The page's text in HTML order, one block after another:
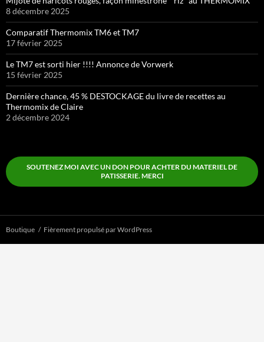
8 décembre 2025
Comparatif Thermomix TM6 et TM7
17 février 2025
Le TM7 est sorti hier !!!! Annonce de Vorwerk
15 février 2025
Dernière chance, 45 % DESTOCKAGE du livre de recettes au
Thermomix de Claire
2 décembre 2024
SOUTENEZ MOI AVEC UN DON POUR ACHTER DU MATERIEL DE
PATISSERIE. MERCI
Boutique Fièrement propulsé par WordPress